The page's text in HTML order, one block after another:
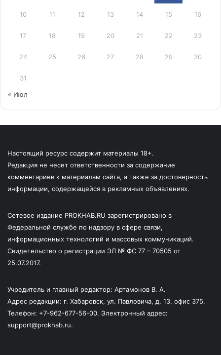
10 11 12 13 14 15 16
17 18 19 20 21 22 23
24 25 26 27 28 29 30
31
« Июл
Настоящий ресурс содержит материалы 18+.
Редакция не несет ответственности за содержание
комментариев к материалам сайта, а также за достоверность
информации, содержащейся в рекламных объявлениях.
Сетевое издание PROKHAB.RU зарегистрировано в
Федеральной службе по надзору в сфере связи,
информационных технологий и массовых коммуникаций.
Свидетельство о регистрации ЭЛ № ФС 77 – 70505 от
25.07.2017.
Учредитель и главный редактор: Артамонов В. А.
Адрес редакции: г. Хабаровск, ул. Павловича, д. 13, офис 375.
Телефон: +7-962-677-56-00. Электронный адрес:
support@prokhab.ru.